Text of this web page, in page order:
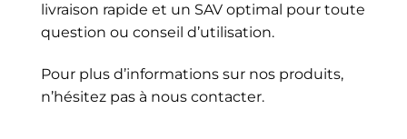
livraison rapide et un SAV optimal pour toute
question ou conseil d’utilisation.
Pour plus d’informations sur nos produits,
n’hésitez pas à nous contacter.